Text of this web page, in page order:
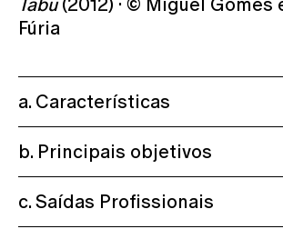
Tabu(2012) · © Miguel Gomes
Fúria
a. Características
b. Principais objetivos
c. Saídas Profissionais